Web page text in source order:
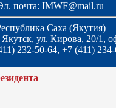
почта: IMWF@mail.ru
Саха (Якутия)
Якутск, ул. Кирова, 20/1,
232-50-64, +7 (411)